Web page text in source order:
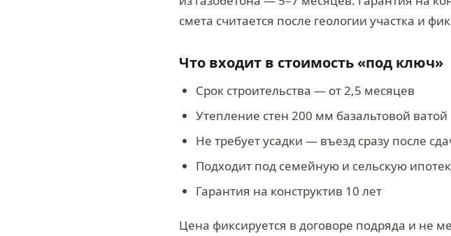
смета считается после геологии участка и
Что входит в стоимость «под ключ»
Срок строительства — от 2,5 месяцев
Утепление стен 200 мм базальтовой ватой
Не требует усадки — въезд сразу после
Подходит под семейную и сельскую
Гарантия на конструктив 10 лет
Цена фиксируется в договоре подряда и не